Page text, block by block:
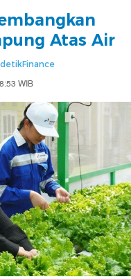
Atas Air
detikFinance
WIB